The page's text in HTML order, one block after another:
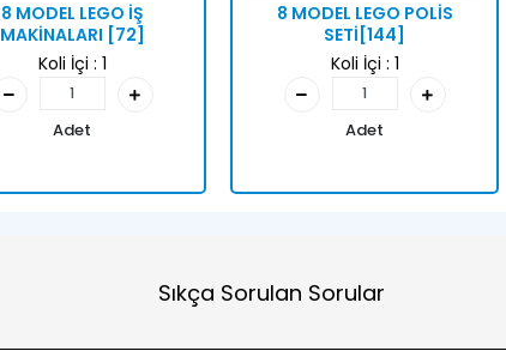
8 MODEL LEGO İŞ
MAKİNALARI [72]
Koli İçi : 1
Adet
8 MODEL LEGO POLİS
SETİ[144]
Koli İçi : 1
Adet
Sıkça Sorulan Sorular